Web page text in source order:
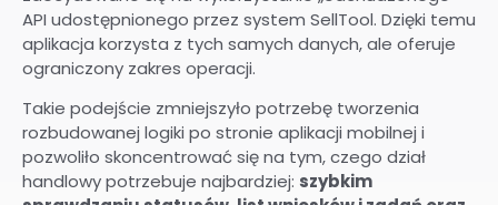
API udostępnionego przez system SellTool. Dzięki temu
aplikacja korzysta z tych samych danych, ale oferuje
ograniczony zakres operacji.
Takie podejście zmniejszyło potrzebę tworzenia
rozbudowanej logiki po stronie aplikacji mobilnej i
pozwoliło skoncentrować się na tym, czego dział
handlowy potrzebuje najbardziej: szybkim